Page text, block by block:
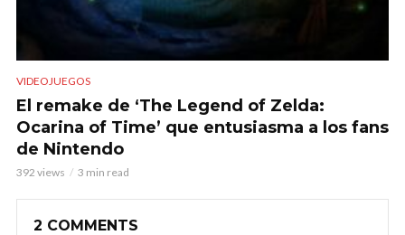
VIDEOJUEGOS
El remake de ‘The Legend of Zelda:
Ocarina of Time’ que entusiasma a los fans
de Nintendo
392 views 3 min read
2 COMMENTS